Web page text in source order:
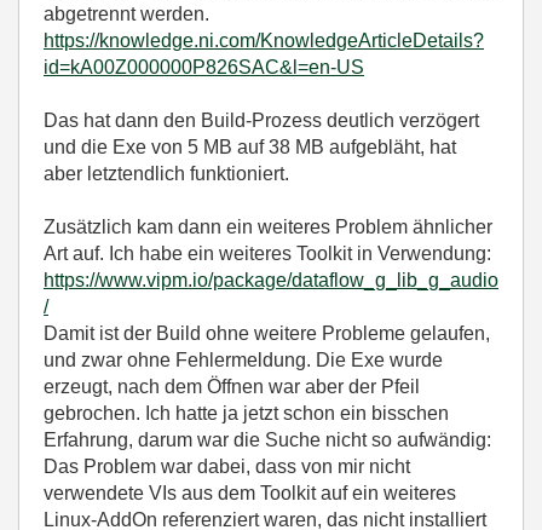
abgetrennt werden.
https://knowledge.ni.com/KnowledgeArticleDetails?
id=kA00Z000000P826SAC&l=en-US
Das hat dann den Build-Prozess deutlich verzögert
und die Exe von 5 MB auf 38 MB aufgebläht, hat
aber letztendlich funktioniert.
Zusätzlich kam dann ein weiteres Problem ähnlicher
Art auf. Ich habe ein weiteres Toolkit in Verwendung:
https://www.vipm.io/package/dataflow_g_lib_g_audio
/
Damit ist der Build ohne weitere Probleme gelaufen,
und zwar ohne Fehlermeldung. Die Exe wurde
erzeugt, nach dem Öffnen war aber der Pfeil
gebrochen. Ich hatte ja jetzt schon ein bisschen
Erfahrung, darum war die Suche nicht so aufwändig:
Das Problem war dabei, dass von mir nicht
verwendete VIs aus dem Toolkit auf ein weiteres
Linux-AddOn referenziert waren, das nicht installiert